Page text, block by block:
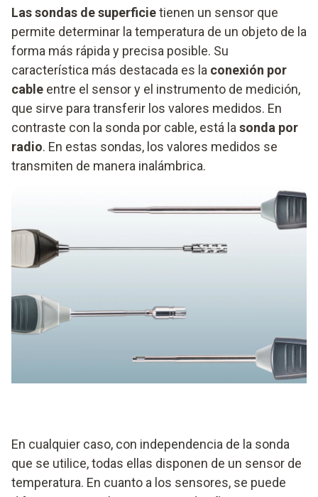
Las sondas de superficietienen un sensor que
permite determinar la temperatura de un objeto de la
forma más rápida y precisa posible. Su
característica más destacada es la conexión por
cable entre el sensor y el instrumento de medición,
que sirve para transferir los valores medidos. En
contraste con la sonda por cable, está la sonda por
radio. En estas sondas, los valores medidos se
transmiten de manera inalámbrica.
En cualquier caso, con independencia de la sonda
que se utilice, todas ellas disponen de un sensor de
temperatura. En cuanto a los sensores, se puede